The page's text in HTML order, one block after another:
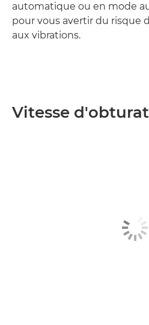
automatique ou en mode
pour vous avertir du risque
aux vibrations.
Vitesse